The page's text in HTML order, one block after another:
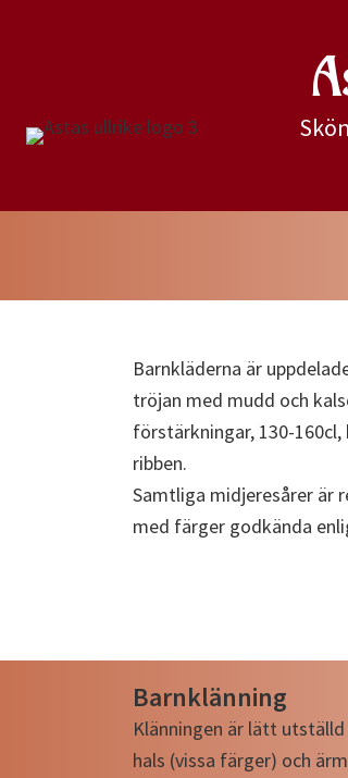
Barnkläderna är
tröjan med mudd och
förstärkningar, 130-160cl,
ribben.
Samtliga midjeresårer är
med färger godkända
Barnklänning
Klänningen är lätt
hals (vissa färger) och